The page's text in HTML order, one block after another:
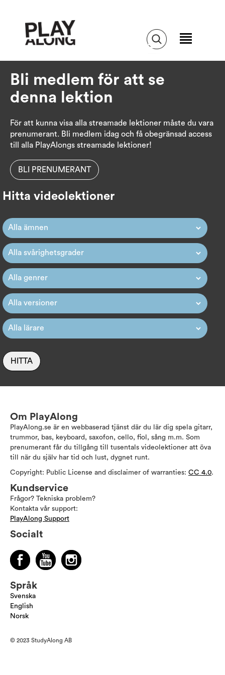
Bli medlem för att se
denna lektion
För att kunna visa alla streamade lektioner måste du vara
prenumerant. Bli medlem idag och få obegränsad access
till alla PlayAlongs streamade lektioner!
BLI PRENUMERANT
Hitta videolektioner
HITTA
Om PlayAlong
PlayAlong.se är en webbaserad tjänst där du lär dig spela gitarr,
trummor, bas, keyboard, saxofon, cello, fiol, sång m.m. Som
prenumerant får du tillgång till tusentals videolektioner att öva
till när du själv har tid och lust, dygnet runt.
Copyright: Public License and disclaimer of warranties: CC 4.0.
Kundservice
Frågor? Tekniska problem?
Kontakta vår support:
PlayAlong Support
Socialt
Språk
Svenska
English
Norsk
© 2023 StudyAlong AB